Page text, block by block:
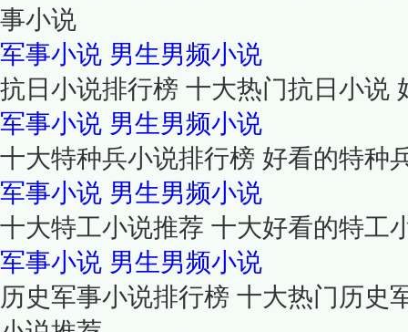
事小说
军事小说 男生男频小说
抗日小说排行榜 十大热门抗日小说
军事小说 男生男频小说
十大特种兵小说排行榜 好看的特种
军事小说 男生男频小说
十大特工小说推荐 十大好看的特工
军事小说 男生男频小说
历史军事小说排行榜 十大热门历史